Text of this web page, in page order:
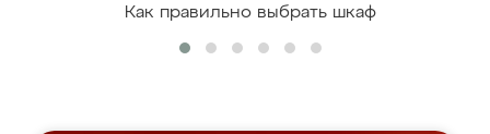
Как правильно выбрать шкаф